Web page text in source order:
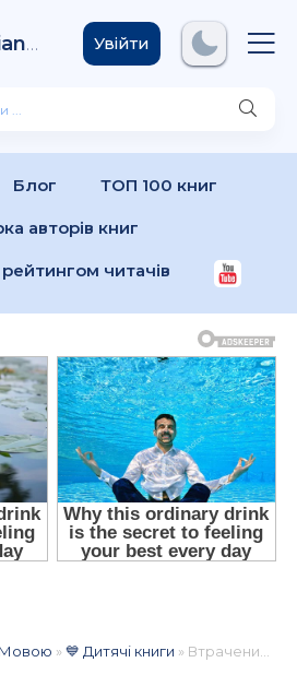
ReadUkrainian
Books .com
Увійти
Блог ТОП 100 книг
авторів книг
читачів
Мовою »💙 Дитячі книги » Втрачений день, В. Сухомлинський 📚 - Українською